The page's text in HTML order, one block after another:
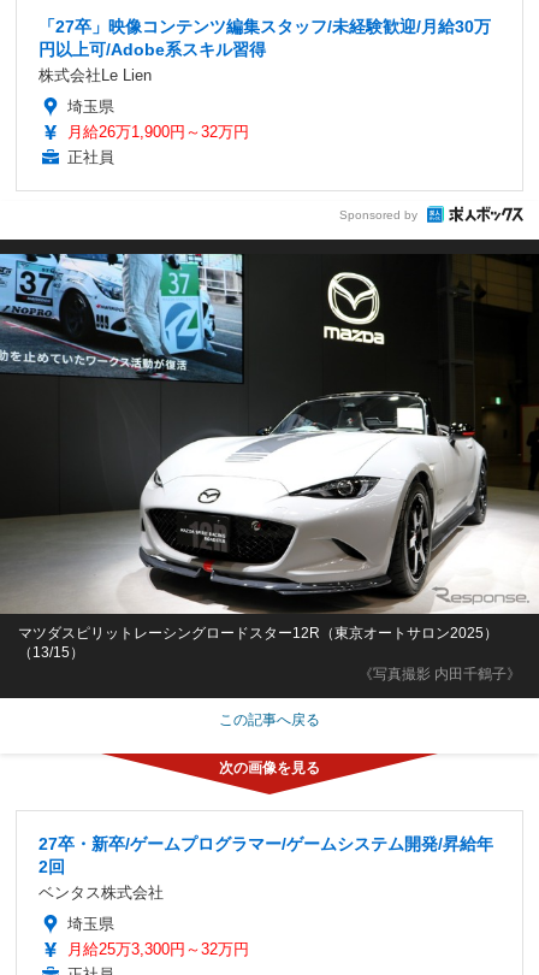
「27卒」映像コンテンツ編集スタッフ/未経験歓迎/月給30万
円以上可/Adobe系スキル習得
株式会社Le Lien
埼玉県
月給26万1,900円～32万円
正社員
Sponsored by
《写真撮影 内田千鶴子》
マツダスピリットレーシングロードスター12R（東京オートサロン2025）
（13/15）
この記事へ戻る
27卒・新卒/ゲームプログラマー/ゲームシステム開発/昇給年
2回
ベンタス株式会社
埼玉県
月給25万3,300円～32万円